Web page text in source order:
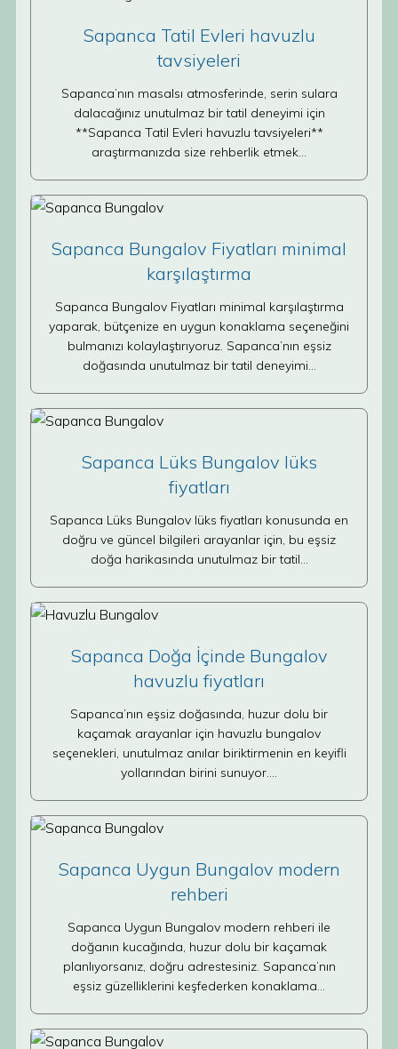
Sapanca Tatil Evleri havuzlu
tavsiyeleri
Sapanca’nın masalsı atmosferinde, serin sulara
dalacağınız unutulmaz bir tatil deneyimi için
**Sapanca Tatil Evleri havuzlu tavsiyeleri**
araştırmanızda size rehberlik etmek…
Sapanca Bungalov Fiyatları minimal
karşılaştırma
Sapanca Bungalov Fiyatları minimal karşılaştırma
yaparak, bütçenize en uygun konaklama seçeneğini
bulmanızı kolaylaştırıyoruz. Sapanca’nın eşsiz
doğasında unutulmaz bir tatil deneyimi…
Sapanca Lüks Bungalov lüks
fiyatları
Sapanca Lüks Bungalov lüks fiyatları konusunda en
doğru ve güncel bilgileri arayanlar için, bu eşsiz
doğa harikasında unutulmaz bir tatil…
Sapanca Doğa İçinde Bungalov
havuzlu fiyatları
Sapanca’nın eşsiz doğasında, huzur dolu bir
kaçamak arayanlar için havuzlu bungalov
seçenekleri, unutulmaz anılar biriktirmenin en keyifli
yollarından birini sunuyor.…
Sapanca Uygun Bungalov modern
rehberi
Sapanca Uygun Bungalov modern rehberi ile
doğanın kucağında, huzur dolu bir kaçamak
planlıyorsanız, doğru adrestesiniz. Sapanca’nın
eşsiz güzelliklerini keşfederken konaklama…